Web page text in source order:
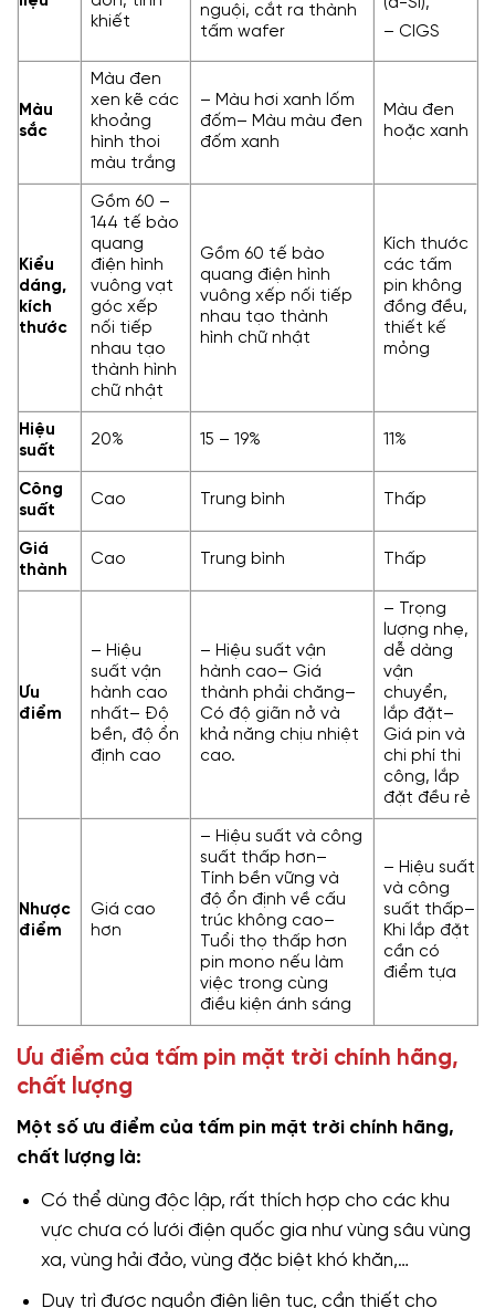
khiết
nguội, cắt ra thành
tấm wafer
– CIGS
Màu
sắc
Màu đen
xen kẽ các
khoảng
hình thoi
màu trắng
– Màu hơi xanh lốm
đốm– Màu màu đen
đốm xanh
Màu đen
hoặc xanh
Kiểu
dáng,
kích
thước
Gồm 60 –
144 tế bào
quang
điện hình
vuông vạt
góc xếp
nối tiếp
nhau tạo
thành hình
chữ nhật
Gồm 60 tế bào
quang điện hình
vuông xếp nối tiếp
nhau tạo thành
hình chữ nhật
Kích thước
các tấm
pin không
đồng đều,
thiết kế
mỏng
Hiệu
suất
20% 15 – 19% 11%
Công
suất
Cao Trung bình Thấp
Giá
thành
Cao Trung bình Thấp
Ưu
điểm
– Hiệu
suất vận
hành cao
nhất– Độ
bền, độ ổn
định cao
– Hiệu suất vận
hành cao– Giá
thành phải chăng–
Có độ giãn nở và
khả năng chịu nhiệt
cao.
– Trọng
lượng nhẹ,
dễ dàng
vận
chuyển,
lắp đặt–
Giá pin và
chi phí thi
công, lắp
đặt đều rẻ
Nhược
điểm
Giá cao
hơn
– Hiệu suất và công
suất thấp hơn–
Tính bền vững và
độ ổn định về cấu
trúc không cao–
Tuổi thọ thấp hơn
pin mono nếu làm
việc trong cùng
điều kiện ánh sáng
– Hiệu suất
và công
suất thấp–
Khi lắp đặt
cần có
điểm tựa
Ưu điểm của tấm pin mặt trời chính hãng,
chất lượng
Một số ưu điểm của tấm pin mặt trời chính hãng,
chất lượng là:
Có thể dùng độc lập, rất thích hợp cho các khu
vực chưa có lưới điện quốc gia như vùng sâu vùng
xa, vùng hải đảo, vùng đặc biệt khó khăn,…
Duy trì được nguồn điện liên tục, cần thiết cho